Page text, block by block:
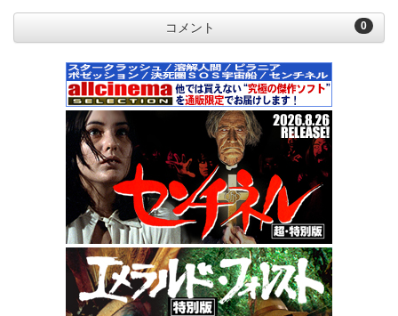
0
コメント